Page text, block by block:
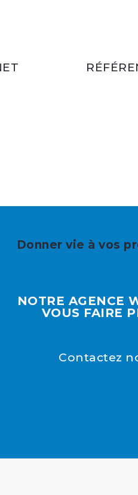
Donner vie à vos
NOTRE AGENCE
VOUS FAIRE
Contactez